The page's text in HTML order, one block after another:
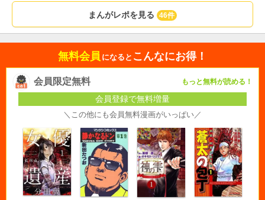
まんがレポを見る 46件
無料会員 になると こんなにお得！
会員限定無料 もっと無料が読める！
会員登録で無料増量
＼この他にも会員無料漫画がいっぱい／